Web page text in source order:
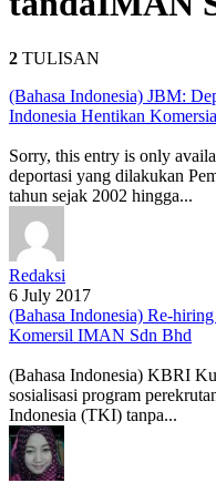
2 TULISAN
(Bahasa Indonesia) JBM:
Indonesia Hentikan
Sorry, this entry is only
deportasi yang dilakukan
tahun sejak 2002 hingga...
Redaksi
6 July 2017
(Bahasa Indonesia) Re-
Komersil IMAN Sdn Bhd
(Bahasa Indonesia) KBRI
sosialisasi program
Indonesia (TKI) tanpa...